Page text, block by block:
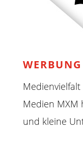
WERBUNG
Medien MXM
und kleine